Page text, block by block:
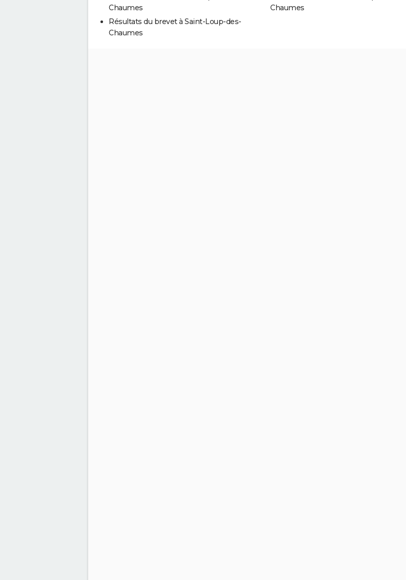
Chaumes
Résultats du brevet à Saint-Loup-des-
Chaumes
Chaumes